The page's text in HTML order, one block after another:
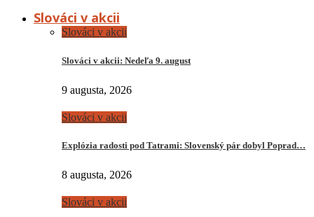
Slováci v akcii
Slováci v akcii
Slováci v akcii: Nedeľa 9. august
9 augusta, 2026
Slováci v akcii
Explózia radosti pod Tatrami: Slovenský pár dobyl Poprad…
8 augusta, 2026
Slováci v akcii